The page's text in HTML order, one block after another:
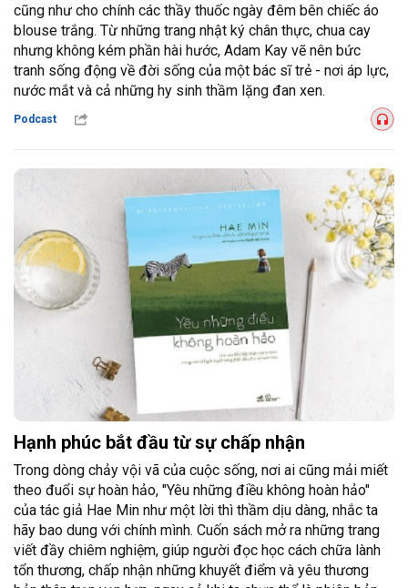
cũng như cho chính các thầy thuốc ngày đêm bên chiếc áo
blouse trắng. Từ những trang nhật ký chân thực, chua cay
nhưng không kém phần hài hước, Adam Kay vẽ nên bức
tranh sống động về đời sống của một bác sĩ trẻ - nơi áp lực,
nước mắt và cả những hy sinh thầm lặng đan xen.
Podcast
Hạnh phúc bắt đầu từ sự chấp nhận
Trong dòng chảy vội vã của cuộc sống, nơi ai cũng mải miết
theo đuổi sự hoàn hảo, "Yêu những điều không hoàn hảo"
của tác giả Hae Min như một lời thì thầm dịu dàng, nhắc ta
hãy bao dung với chính mình. Cuốn sách mở ra những trang
viết đầy chiêm nghiệm, giúp người đọc học cách chữa lành
tổn thương, chấp nhận những khuyết điểm và yêu thương